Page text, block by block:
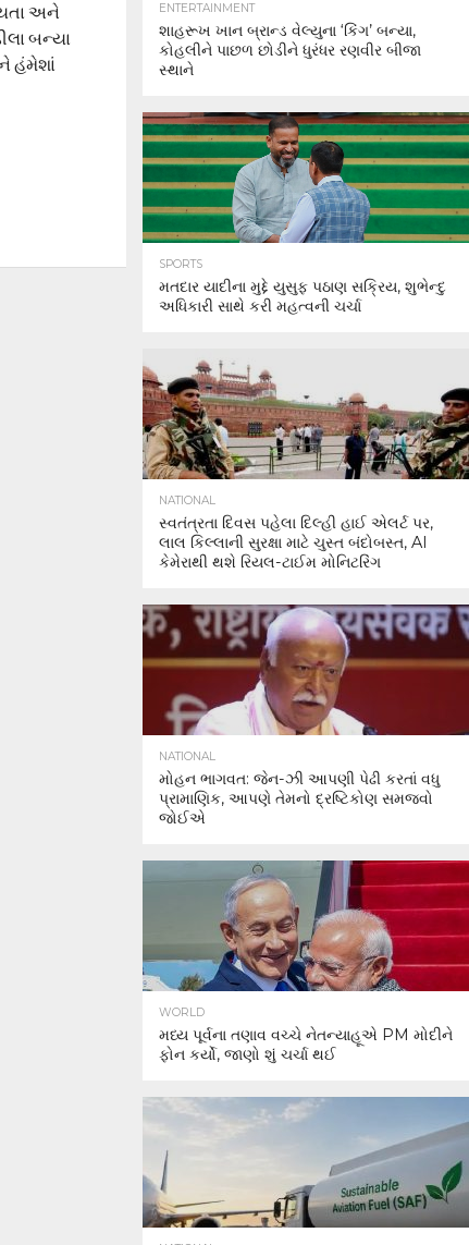
અને
બન્યા
હંમેશાં
ENTERTAINMENT
શાહરૂખ ખાન બ્રાન્ડ વેલ્યુના ‘કિંગ’ બન્યા,
કોહલીને પાછળ છોડીને ધુરંધર રણવીર બીજા
સ્થાને
SPORTS
મતદાર યાદીના મુદ્દે યુસુફ પઠાણ સક્રિય, શુભેન્દુ
અધિકારી સાથે કરી મહત્વની ચર્ચા
NATIONAL
સ્વતંત્રતા દિવસ પહેલા દિલ્હી હાઈ એલર્ટ પર,
લાલ કિલ્લાની સુરક્ષા માટે ચુસ્ત બંદોબસ્ત, AI
કેમેરાથી થશે રિયલ-ટાઈમ મોનિટરિંગ
NATIONAL
મોહન ભાગવત: જેન-ઝી આપણી પેઢી કરતાં વધુ
પ્રામાણિક, આપણે તેમનો દ્રષ્ટિકોણ સમજવો
જોઈએ
WORLD
મધ્ય પૂર્વના તણાવ વચ્ચે નેતન્યાહૂએ PM મોદીને
ફોન કર્યો, જાણો શું ચર્ચા થઈ